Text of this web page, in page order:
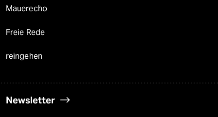
Mauerecho
Freie Rede
reingehen
Newsletter